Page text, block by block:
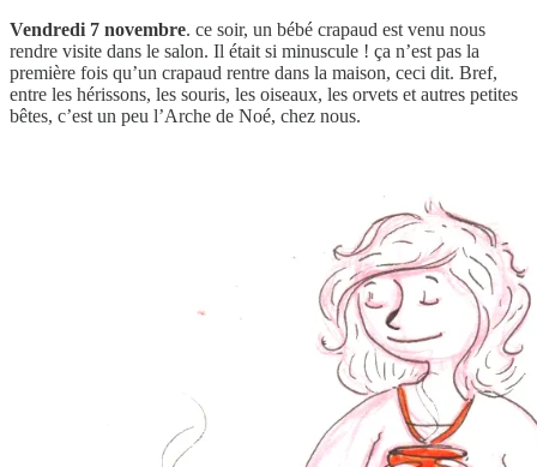
Vendredi 7 novembre. ce soir, un bébé crapaud est venu nous
rendre visite dans le salon. Il était si minuscule ! ça n’est pas la
première fois qu’un crapaud rentre dans la maison, ceci dit. Bref,
entre les hérissons, les souris, les oiseaux, les orvets et autres petites
bêtes, c’est un peu l’Arche de Noé, chez nous.